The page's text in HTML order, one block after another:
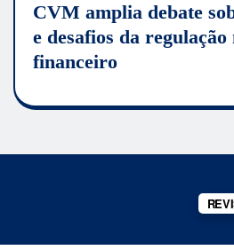
CVM amplia debate
e desafios da
financeiro